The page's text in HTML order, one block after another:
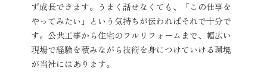
ず成長できます。うまく話せなくても、「この仕事を
やってみたい」という気持ちが伝わればそれで十分で
す。公共工事から住宅のフルリフォームまで、幅広い
現場で経験を積みながら技術を身につけていける環境
が当社にはあります。